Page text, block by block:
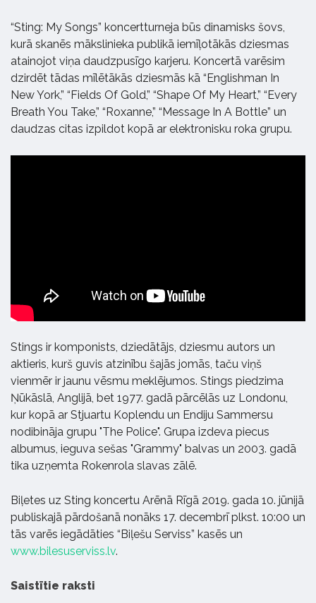
“Sting: My Songs” koncertturneja būs dinamisks šovs,
kurā skanēs mākslinieka publikā iemīļotākās dziesmas
atainojot viņa daudzpusīgo karjeru. Koncertā varēsim
dzirdēt tādas mīlētākās dziesmās kā “Englishman In
New York,” “Fields Of Gold,” “Shape Of My Heart,” “Every
Breath You Take,” “Roxanne,” “Message In A Bottle” un
daudzas citas izpildot kopā ar elektronisku roka grupu.
Stings ir komponists, dziedātājs, dziesmu autors un
aktieris, kurš guvis atzinību šajās jomās, taču viņš
vienmēr ir jaunu vēsmu meklējumos. Stings piedzima
Ņūkāslā, Anglijā, bet 1977. gadā pārcēlās uz Londonu,
kur kopā ar Stjuartu Koplendu un Endiju Sammersu
nodibināja grupu "The Police". Grupa izdeva piecus
albumus, ieguva sešas "Grammy" balvas un 2003. gadā
tika uzņemta Rokenrola slavas zālē.
Biļetes uz Sting koncertu Arēnā Rīgā 2019. gada 10. jūnijā
publiskajā pārdošanā nonāks 17. decembrī plkst. 10:00 un
tās varēs iegādāties “Biļešu Serviss” kasēs un
www.bilesuserviss.lv.
Saistītie raksti